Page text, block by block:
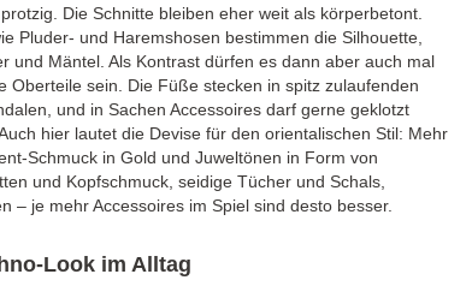
Die Schnitte bleiben eher weit als körperbetont.
Pluder- und Haremshosen bestimmen die Silhouette,
und Mäntel. Als Kontrast dürfen es dann aber auch mal
Oberteile sein. Die Füße stecken in spitz zulaufenden
und in Sachen Accessoires darf gerne geklotzt
hier lautet die Devise für den orientalischen Stil: Mehr
Schmuck in Gold und Juweltönen in Form von
und Kopfschmuck, seidige Tücher und Schals,
– je mehr Accessoires im Spiel sind desto besser.
Look im Alltag